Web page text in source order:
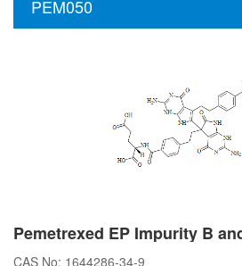
PEM050
CAS No: 1644286-34-9